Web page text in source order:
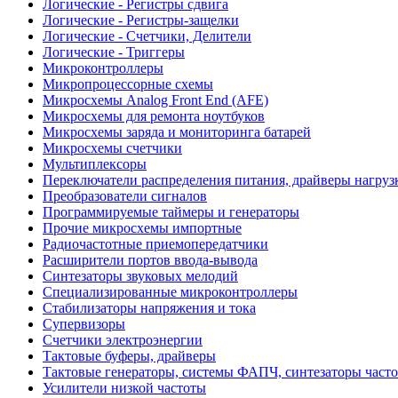
Логические - Регистры сдвига
Логические - Регистры-защелки
Логические - Счетчики, Делители
Логические - Триггеры
Микроконтроллеры
Микропроцессорные схемы
Микросхемы Analog Front End (AFE)
Микросхемы для ремонта ноутбуков
Микросхемы заряда и мониторинга батарей
Микросхемы счетчики
Мультиплексоры
Переключатели распределения питания, драйверы
Преобразователи сигналов
Программируемые таймеры и генераторы
Прочие микросхемы импортные
Радиочастотные приемопередатчики
Расширители портов ввода-вывода
Синтезаторы звуковых мелодий
Специализированные микроконтроллеры
Стабилизаторы напряжения и тока
Супервизоры
Счетчики электроэнергии
Тактовые буферы, драйверы
Тактовые генераторы, системы ФАПЧ, синтезаторы
Усилители низкой частоты